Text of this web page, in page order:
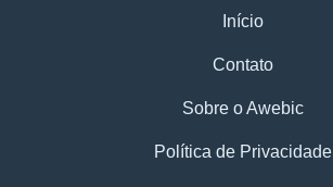
Início
Contato
Sobre o Awebic
Política de Privacidade